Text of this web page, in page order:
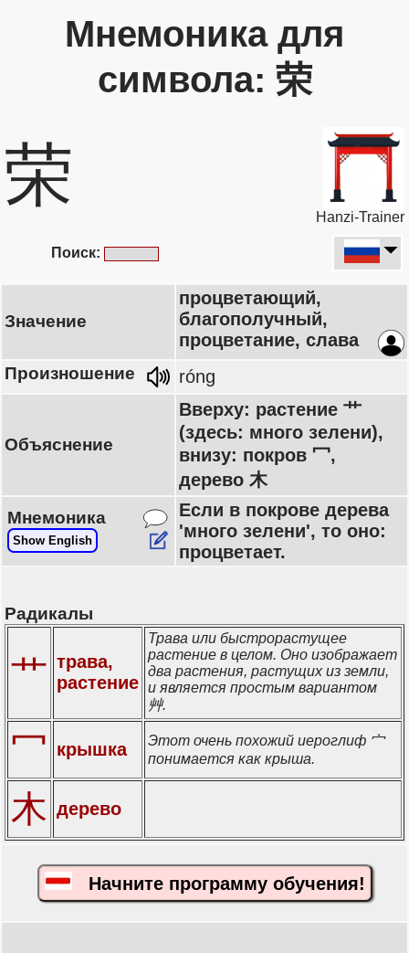
Мнемоника для
символа: 荣
荣
Hanzi-Trainer
Поиск:
Значение
процветающий,
благополучный,
процветание, слава
Произношение róng
Объяснение
Вверху: растение 艹
(здесь: много зелени),
внизу: покров 冖,
дерево 木
Мнемоника
Show English
Если в покрове дерева
'много зелени', то оно:
процветает.
Радикалы
艹 трава,
растение
Трава или быстрорастущее
растение в целом. Оно изображает
два растения, растущих из земли,
и является простым вариантом
艸.
冖 крышка
Этот очень похожий иероглиф 宀
понимается как крыша.
木 дерево
Начните программу обучения!